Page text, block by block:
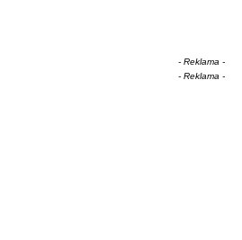
- Reklama -
- Reklama -